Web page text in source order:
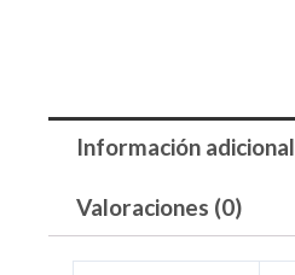
Información adicional
Valoraciones (0)